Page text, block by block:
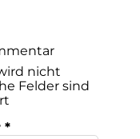
nicht
Felder sind
*